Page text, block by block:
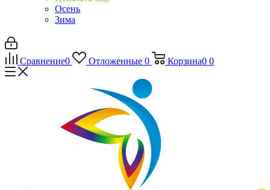
Осень
Зима
Сравнение0 Отложенные 0 Корзина0 0